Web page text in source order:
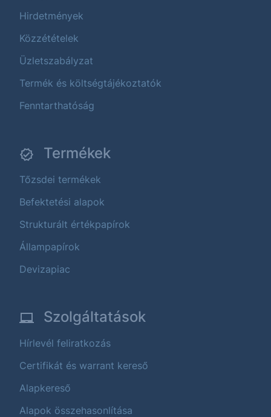
Hirdetmények
Közzétételek
Üzletszabályzat
Termék és költségtájékoztatók
Fenntarthatóság
Termékek
Tőzsdei termékek
Befektetési alapok
Strukturált értékpapírok
Állampapírok
Devizapiac
Szolgáltatások
Hírlevél feliratkozás
Certifikát és warrant kereső
Alapkereső
Alapok összehasonlítása